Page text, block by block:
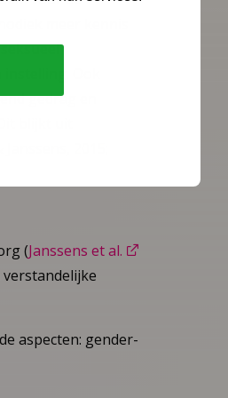
Ook
gedrag en
blijkt uit
(Janssens et al.
aspecten: gender-